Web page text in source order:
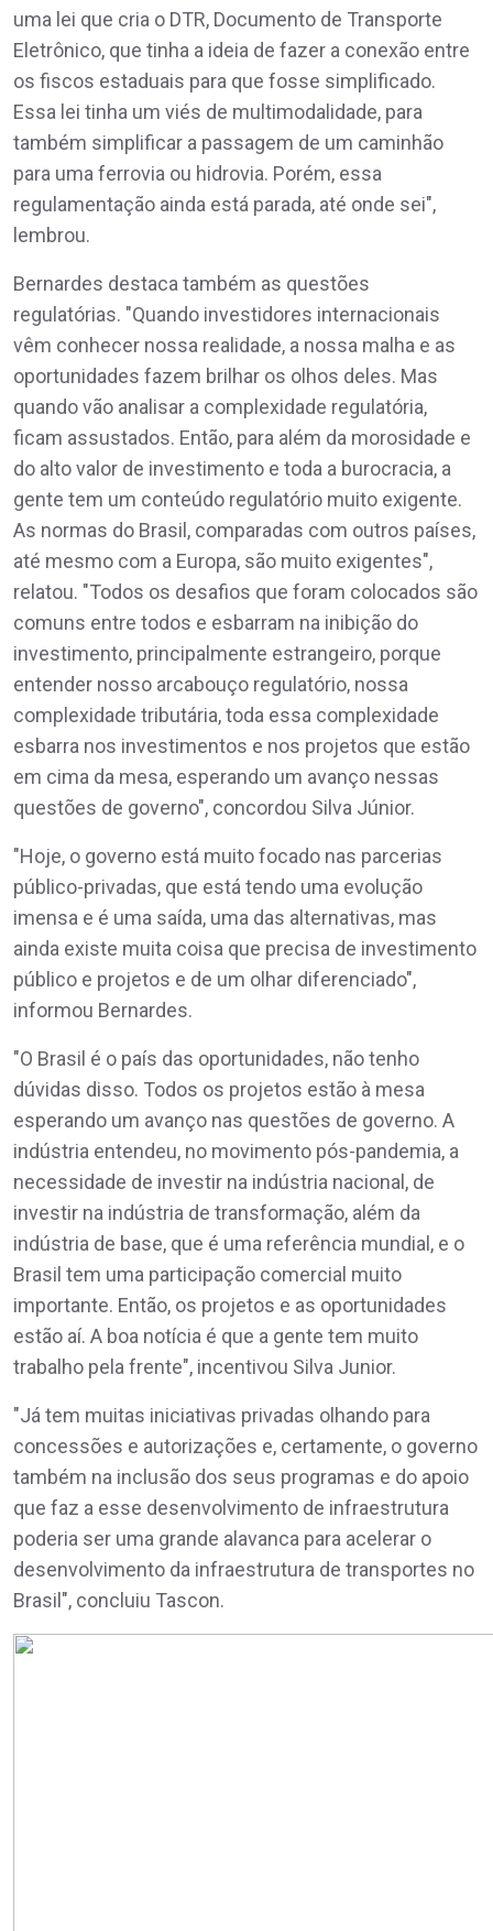
uma lei que cria o DTR, Documento de Transporte
Eletrônico, que tinha a ideia de fazer a conexão entre
os fiscos estaduais para que fosse simplificado.
Essa lei tinha um viés de multimodalidade, para
também simplificar a passagem de um caminhão
para uma ferrovia ou hidrovia. Porém, essa
regulamentação ainda está parada, até onde sei",
lembrou.
Bernardes destaca também as questões
regulatórias. "Quando investidores internacionais
vêm conhecer nossa realidade, a nossa malha e as
oportunidades fazem brilhar os olhos deles. Mas
quando vão analisar a complexidade regulatória,
ficam assustados. Então, para além da morosidade e
do alto valor de investimento e toda a burocracia, a
gente tem um conteúdo regulatório muito exigente.
As normas do Brasil, comparadas com outros países,
até mesmo com a Europa, são muito exigentes",
relatou. "Todos os desafios que foram colocados são
comuns entre todos e esbarram na inibição do
investimento, principalmente estrangeiro, porque
entender nosso arcabouço regulatório, nossa
complexidade tributária, toda essa complexidade
esbarra nos investimentos e nos projetos que estão
em cima da mesa, esperando um avanço nessas
questões de governo", concordou Silva Júnior.
"Hoje, o governo está muito focado nas parcerias
público-privadas, que está tendo uma evolução
imensa e é uma saída, uma das alternativas, mas
ainda existe muita coisa que precisa de investimento
público e projetos e de um olhar diferenciado",
informou Bernardes.
"O Brasil é o país das oportunidades, não tenho
dúvidas disso. Todos os projetos estão à mesa
esperando um avanço nas questões de governo. A
indústria entendeu, no movimento pós-pandemia, a
necessidade de investir na indústria nacional, de
investir na indústria de transformação, além da
indústria de base, que é uma referência mundial, e o
Brasil tem uma participação comercial muito
importante. Então, os projetos e as oportunidades
estão aí. A boa notícia é que a gente tem muito
trabalho pela frente", incentivou Silva Junior.
"Já tem muitas iniciativas privadas olhando para
concessões e autorizações e, certamente, o governo
também na inclusão dos seus programas e do apoio
que faz a esse desenvolvimento de infraestrutura
poderia ser uma grande alavanca para acelerar o
desenvolvimento da infraestrutura de transportes no
Brasil", concluiu Tascon.